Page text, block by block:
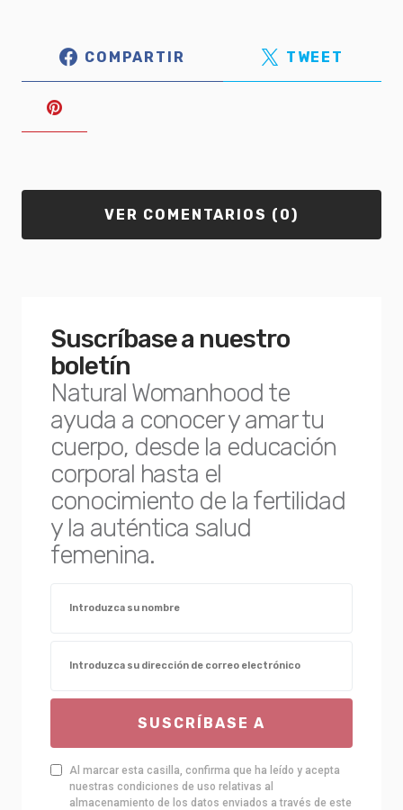
COMPARTIR TWEET
VER COMENTARIOS (0)
Suscríbase a nuestro
boletín
Natural Womanhood te
ayuda a conocer y amar tu
cuerpo, desde la educación
corporal hasta el
conocimiento de la fertilidad
y la auténtica salud
femenina.
SUSCRÍBASE A
Al marcar esta casilla, confirma que ha leído y acepta
nuestras condiciones de uso relativas al
almacenamiento de los datos enviados a través de este